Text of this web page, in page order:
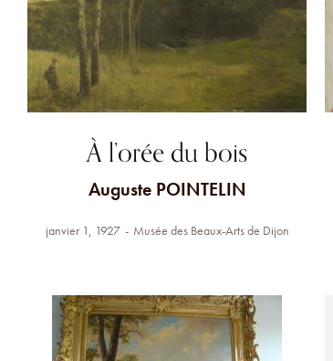
À l’orée du bois
Auguste POINTELIN
janvier 1, 1927 Musée des Beaux-Arts de Dijon